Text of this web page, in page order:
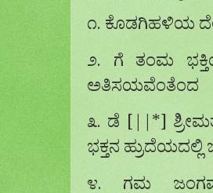
೧. ಕೊಡಗಿಹಳಿಯ
೨. ಗೆ ತಂಮ
ಅತಿಸಯವೆಂತೆಂದ
೩. ಡೆ [||*]
ಭಕ್ತನ ಹ್ರುದೆಯದಲ್ಲಿ
೪. ಗಮ